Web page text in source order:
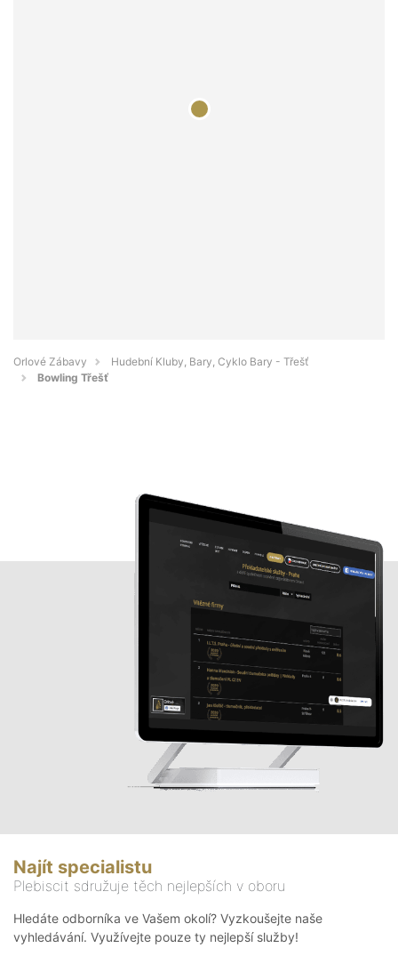
Orlové Zábavy
Hudební Kluby, Bary, Cyklo Bary - Třešť
Bowling Třešť
Najít specialistu
Plebiscit sdružuje těch nejlepších v oboru
Hledáte odborníka ve Vašem okolí? Vyzkoušejte naše
vyhledávání. Využívejte pouze ty nejlepší služby!